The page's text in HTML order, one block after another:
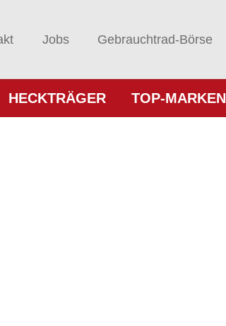
Jobs Gebrauchtrad-Börse
HECKTRÄGER TOP-MARKEN